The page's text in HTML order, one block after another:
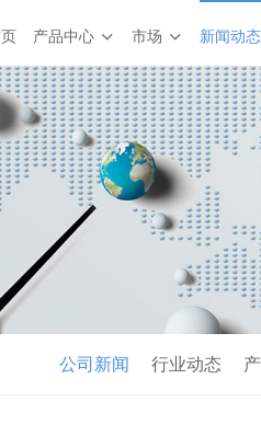
产品中心 市场 新闻动态
公司新闻 行业动态